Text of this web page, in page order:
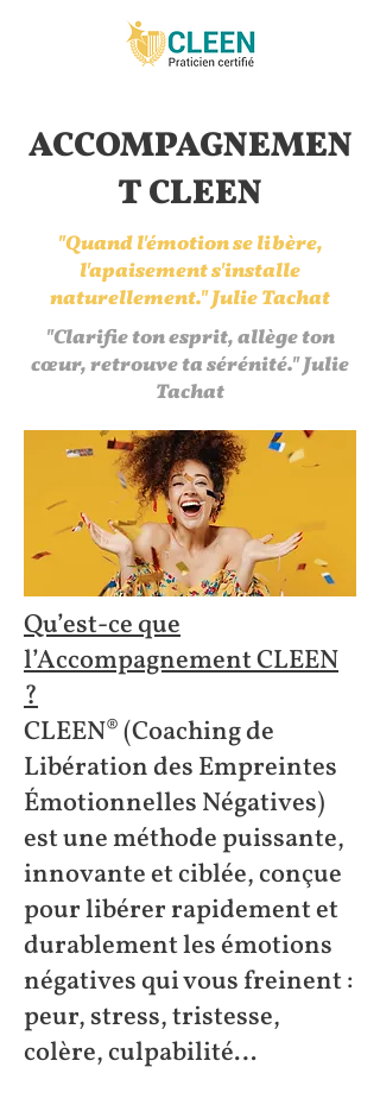
ACCOMPAGNEMEN
T CLEEN
"Quand l'émotion se libère,
l'apaisement s'installe
naturellement." Julie Tachat
"Clarifie ton esprit, allège ton
cœur, retrouve ta sérénité." Julie
Tachat
Qu’est-ce que
l’Accompagnement CLEEN
?
CLEEN® (Coaching de
Libération des Empreintes
Émotionnelles Négatives)
est une méthode puissante,
innovante et ciblée, conçue
pour libérer rapidement et
durablement les émotions
négatives qui vous freinent :
peur, stress, tristesse,
colère, culpabilité…